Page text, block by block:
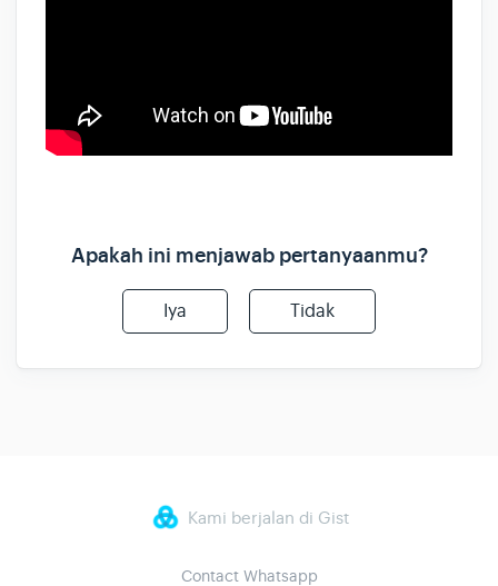
Apakah ini menjawab pertanyaanmu?
Iya Tidak
Kami berjalan di Gist
Contact Whatsapp